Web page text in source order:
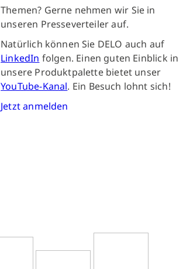
Themen? Gerne nehmen wir Sie in
unseren Presseverteiler auf.
Natürlich können Sie DELO auch auf
LinkedIn folgen. Einen guten Einblick in
unsere Produktpalette bietet unser
YouTube-Kanal. Ein Besuch lohnt sich!
Jetzt anmelden